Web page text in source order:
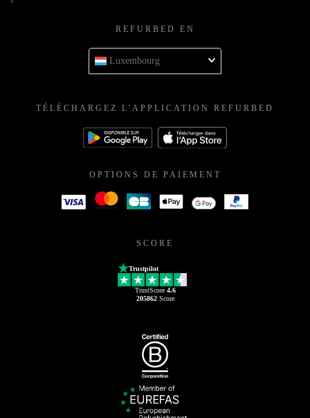
REFURBED EN
Luxembourg
TÉLÉCHARGEZ L'APPLICATION REFURBED
OPTIONS DE PAIEMENT
SCORE
Trustpilot
TrustScore 4.6
205862Score